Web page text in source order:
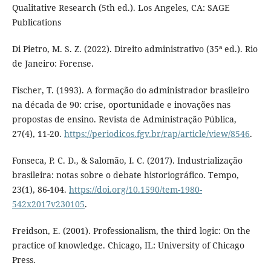
Qualitative Research (5th ed.). Los Angeles, CA: SAGE
Publications
Di Pietro, M. S. Z. (2022). Direito administrativo (35ª ed.). Rio
de Janeiro: Forense.
Fischer, T. (1993). A formação do administrador brasileiro
na década de 90: crise, oportunidade e inovações nas
propostas de ensino. Revista de Administração Pública,
27(4), 11-20. https://periodicos.fgv.br/rap/article/view/8546.
Fonseca, P. C. D., & Salomão, I. C. (2017). Industrialização
brasileira: notas sobre o debate historiográfico. Tempo,
23(1), 86-104. https://doi.org/10.1590/tem-1980-
542x2017v230105.
Freidson, E. (2001). Professionalism, the third logic: On the
practice of knowledge. Chicago, IL: University of Chicago
Press.